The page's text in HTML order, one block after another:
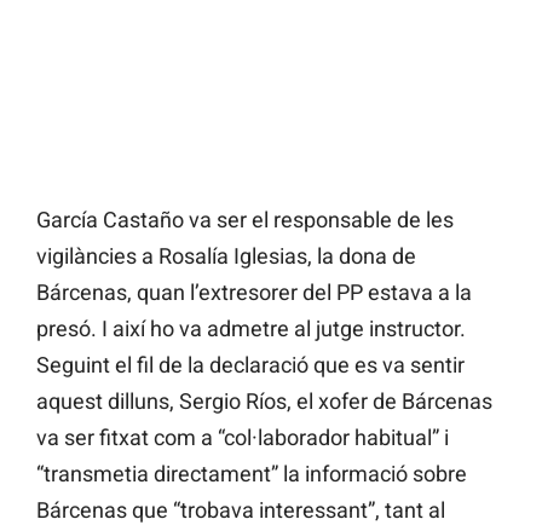
García Castaño va ser el responsable de les
vigilàncies a Rosalía Iglesias, la dona de
Bárcenas, quan l’extresorer del PP estava a la
presó. I així ho va admetre al jutge instructor.
Seguint el fil de la declaració que es va sentir
aquest dilluns, Sergio Ríos, el xofer de Bárcenas
va ser fitxat com a “col·laborador habitual” i
“transmetia directament” la informació sobre
Bárcenas que “trobava interessant”, tant al